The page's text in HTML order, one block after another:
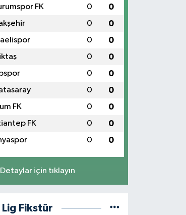
FK 0 0
0 0
0 0
0 0
0 0
0 0
FK 0 0
FK 0 0
0 0
Detaylar için tıklayın
Fikstür